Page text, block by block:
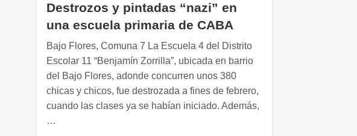
Destrozos y pintadas “nazi” en
una escuela primaria de CABA
Bajo Flores, Comuna 7 La Escuela 4 del Distrito
Escolar 11 “Benjamín Zorrilla”, ubicada en barrio
del Bajo Flores, adonde concurren unos 380
chicas y chicos, fue destrozada a fines de febrero,
cuando las clases ya se habían iniciado. Además,
…